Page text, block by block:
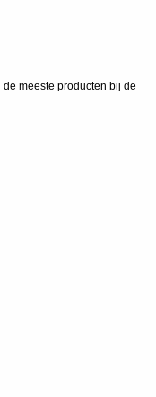
meeste producten bij de